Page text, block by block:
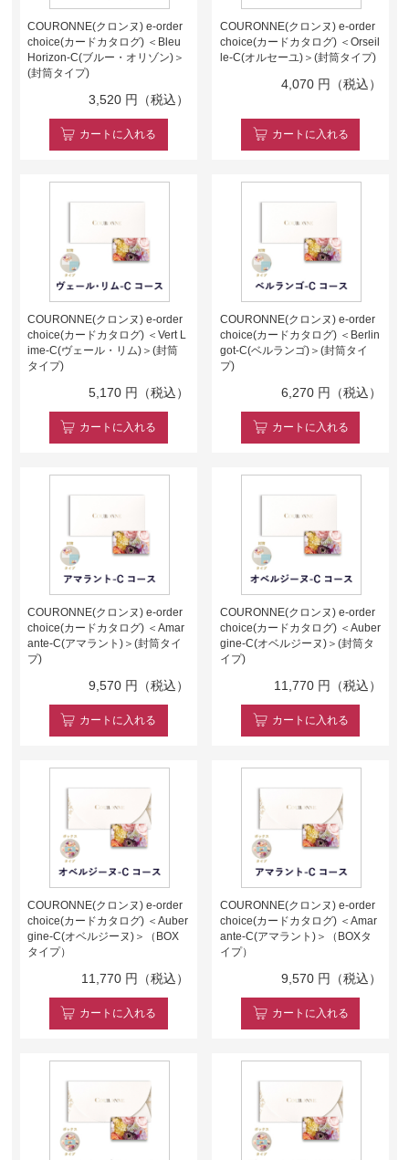
COURONNE(クロンヌ) e-order
choice(カードカタログ) ＜Bleu
Horizon-C(ブルー・オリゾン)＞
(封筒タイプ)
3,520 円（税込）
カート に入れる
COURONNE(クロンヌ) e-order
choice(カードカタログ) ＜Orseil
le-C(オルセーユ)＞(封筒タイプ)
4,070 円（税込）
カート に入れる
COURONNE(クロンヌ) e-order
choice(カードカタログ) ＜Vert L
ime-C(ヴェール・リム)＞(封筒
タイプ)
5,170 円（税込）
カート に入れる
COURONNE(クロンヌ) e-order
choice(カードカタログ) ＜Berlin
got-C(ベルランゴ)＞(封筒タイ
プ)
6,270 円（税込）
カート に入れる
COURONNE(クロンヌ) e-order
choice(カードカタログ) ＜Amar
ante-C(アマラント)＞(封筒タイ
プ)
9,570 円（税込）
カート に入れる
COURONNE(クロンヌ) e-order
choice(カードカタログ) ＜Auber
gine-C(オベルジーヌ)＞(封筒タ
イプ)
11,770 円（税込）
カート に入れる
COURONNE(クロンヌ) e-order
choice(カードカタログ) ＜Auber
gine-C(オベルジーヌ)＞（BOX
タイプ）
11,770 円（税込）
カート に入れる
COURONNE(クロンヌ) e-order
choice(カードカタログ) ＜Amar
ante-C(アマラント)＞（BOXタ
イプ）
9,570 円（税込）
カート に入れる